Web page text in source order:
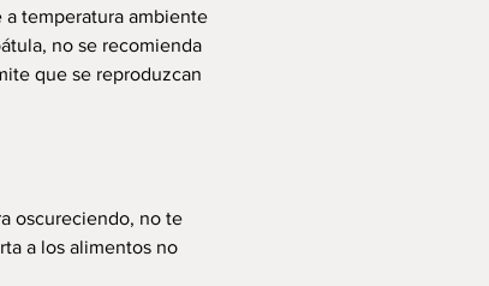
a temperatura ambiente
no se recomienda
que se reproduzcan
oscureciendo, no te
a los alimentos no